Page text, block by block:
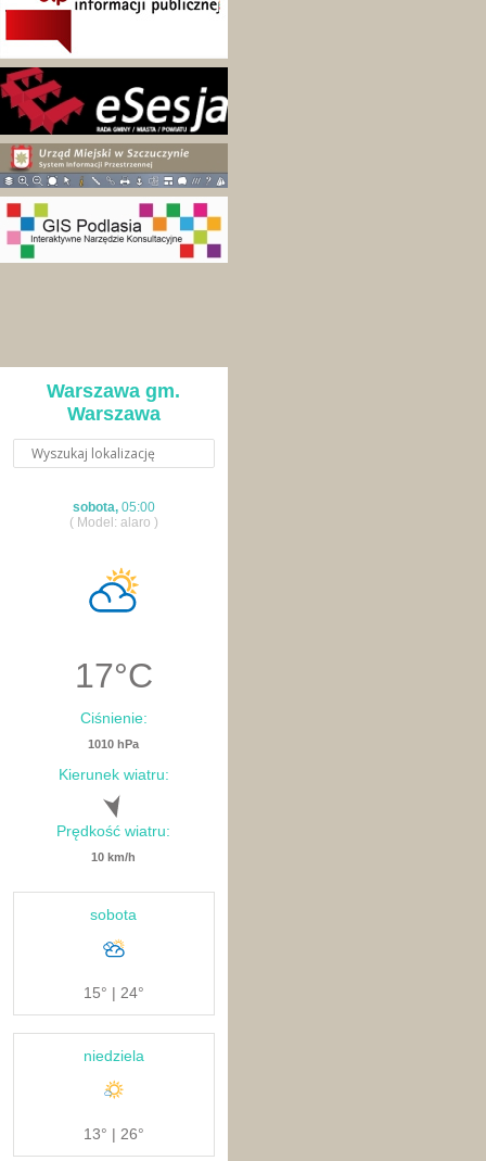
Warszawa gm.
Warszawa
sobota, 05:00
( Model: alaro )
17°C
Ciśnienie:
1010 hPa
Kierunek wiatru:
Prędkość wiatru:
10 km/h
sobota
15° | 24°
niedziela
13° | 26°